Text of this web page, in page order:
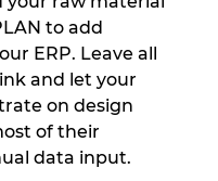
to add
ERP. Leave all
and let your
on design
of their
data input.